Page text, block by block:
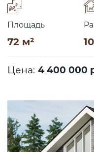
Площадь
72 м²
Цена: 4 400 000